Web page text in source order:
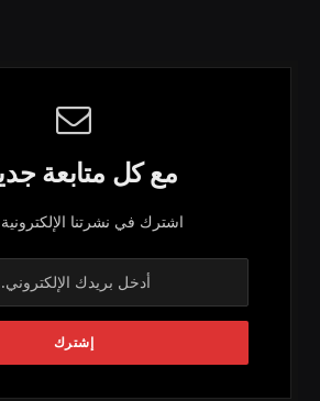
مع كل متابعة
اشترك في نشرتنا